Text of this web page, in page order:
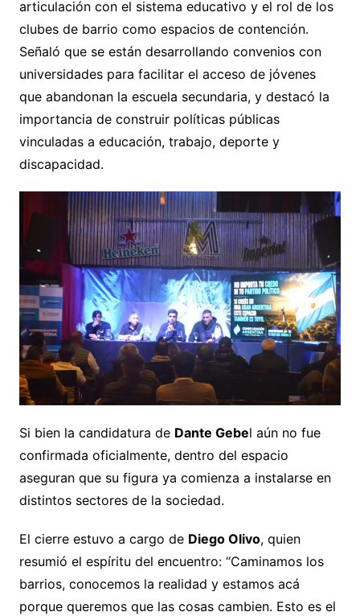
articulación con el sistema educativo y el rol de los
clubes de barrio como espacios de contención.
Señaló que se están desarrollando convenios con
universidades para facilitar el acceso de jóvenes
que abandonan la escuela secundaria, y destacó la
importancia de construir políticas públicas
vinculadas a educación, trabajo, deporte y
discapacidad.
Si bien la candidatura de Dante Gebel aún no fue
confirmada oficialmente, dentro del espacio
aseguran que su figura ya comienza a instalarse en
distintos sectores de la sociedad.
El cierre estuvo a cargo de Diego Olivo, quien
resumió el espíritu del encuentro: “Caminamos los
barrios, conocemos la realidad y estamos acá
porque queremos que las cosas cambien. Esto es el